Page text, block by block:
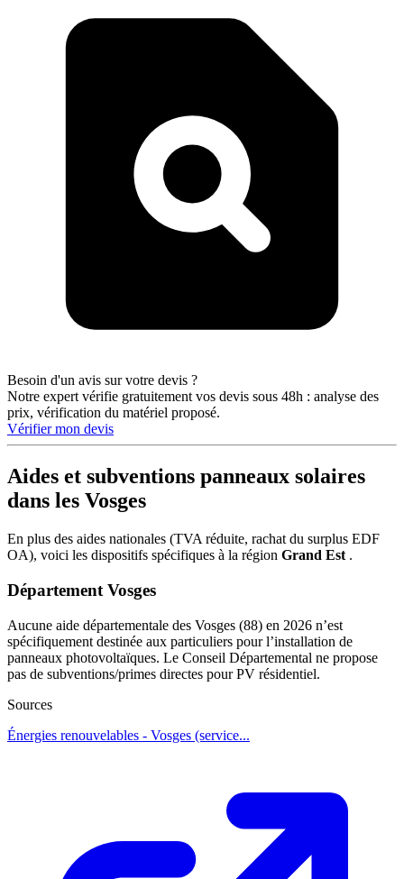
Besoin d'un avis sur votre devis ?
Notre expert vérifie gratuitement vos devis sous 48h : analyse des
prix, vérification du matériel proposé.
Vérifier mon devis
Aides et subventions panneaux solaires
dans les Vosges
En plus des aides nationales (TVA réduite, rachat du surplus EDF
OA), voici les dispositifs spécifiques à la région Grand Est .
Département Vosges
Aucune aide départementale des Vosges (88) en 2026 n’est
spécifiquement destinée aux particuliers pour l’installation de
panneaux photovoltaïques. Le Conseil Départemental ne propose
pas de subventions/primes directes pour PV résidentiel.
Sources
Énergies renouvelables - Vosges (service...